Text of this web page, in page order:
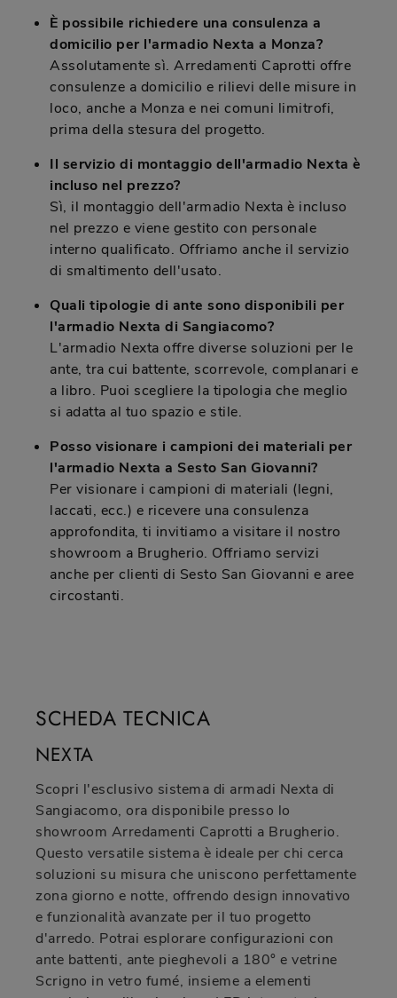
È possibile richiedere una consulenza a
domicilio per l'armadio Nexta a Monza?
Assolutamente sì. Arredamenti Caprotti offre
consulenze a domicilio e rilievi delle misure in
loco, anche a Monza e nei comuni limitrofi,
prima della stesura del progetto.
Il servizio di montaggio dell'armadio Nexta è
incluso nel prezzo?
Sì, il montaggio dell'armadio Nexta è incluso
nel prezzo e viene gestito con personale
interno qualificato. Offriamo anche il servizio
di smaltimento dell'usato.
Quali tipologie di ante sono disponibili per
l'armadio Nexta di Sangiacomo?
L'armadio Nexta offre diverse soluzioni per le
ante, tra cui battente, scorrevole, complanari e
a libro. Puoi scegliere la tipologia che meglio
si adatta al tuo spazio e stile.
Posso visionare i campioni dei materiali per
l'armadio Nexta a Sesto San Giovanni?
Per visionare i campioni di materiali (legni,
laccati, ecc.) e ricevere una consulenza
approfondita, ti invitiamo a visitare il nostro
showroom a Brugherio. Offriamo servizi
anche per clienti di Sesto San Giovanni e aree
circostanti.
SCHEDA TECNICA
NEXTA
Scopri l'esclusivo sistema di armadi Nexta di
Sangiacomo, ora disponibile presso lo
showroom Arredamenti Caprotti a Brugherio.
Questo versatile sistema è ideale per chi cerca
soluzioni su misura che uniscono perfettamente
zona giorno e notte, offrendo design innovativo
e funzionalità avanzate per il tuo progetto
d'arredo. Potrai esplorare configurazioni con
ante battenti, ante pieghevoli a 180° e vetrine
Scrigno in vetro fumé, insieme a elementi